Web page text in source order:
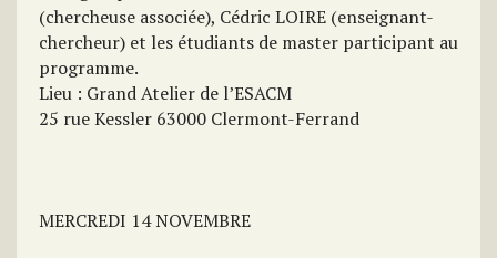
(chercheuse associée), Cédric LOIRE (enseignant-
chercheur) et les étudiants de master participant au
programme.
Lieu : Grand Atelier de l’ESACM
25 rue Kessler 63000 Clermont-Ferrand
MERCREDI 14 NOVEMBRE